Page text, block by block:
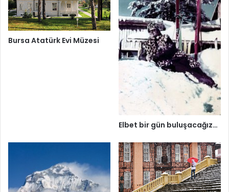
Bursa Atatürk Evi Müzesi
Elbet bir gün buluşacağız…